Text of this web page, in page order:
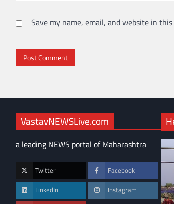
Save my name, email, and website in
VastavNEWSLive.com
a leading NEWS portal of Maharashtra
Twitter Facebook
LinkedIn Instagram